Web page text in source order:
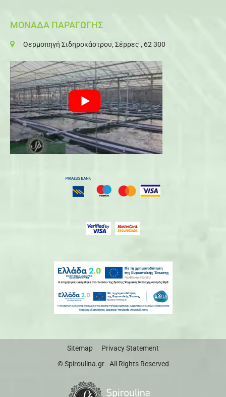
ΜΟΝΑΔΑ ΠΑΡΑΓΩΓΗΣ
Θερμοπηγή Σιδηροκάστρου, Σέρρες , 62 300
Sitemap
Privacy Statement
© Spiroulina.gr - All Rights Reserved